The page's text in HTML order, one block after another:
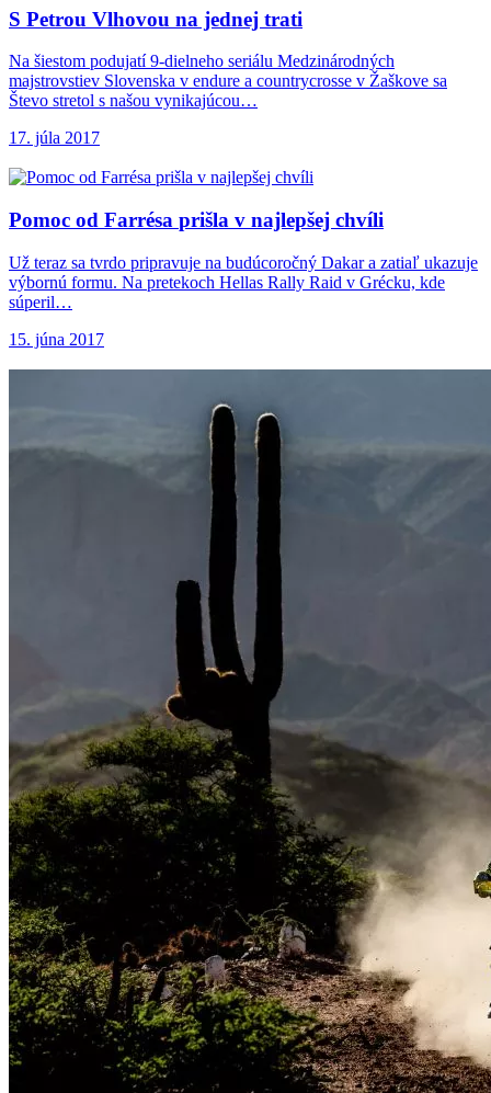
S Petrou Vlhovou na jednej trati
Na šiestom podujatí 9-dielneho seriálu Medzinárodných
majstrovstiev Slovenska v endure a countrycrosse v Žaškove sa
Števo stretol s našou vynikajúcou…
17. júla 2017
Pomoc od Farrésa prišla v najlepšej chvíli
Už teraz sa tvrdo pripravuje na budúcoročný Dakar a zatiaľ ukazuje
výbornú formu. Na pretekoch Hellas Rally Raid v Grécku, kde
súperil…
15. júna 2017